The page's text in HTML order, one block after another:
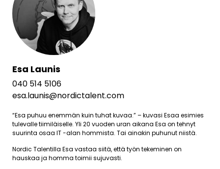
Esa Launis
040 514 5106
esa.launis@nordictalent.com
“Esa puhuu enemmän kuin tuhat kuvaa.” – kuvasi Esaa esimies
tulevalle tiimiläiselle. Yli 20 vuoden uran aikana Esa on tehnyt
suurinta osaa IT -alan hommista. Tai ainakin puhunut niistä.
Nordic Talentilla Esa vastaa siitä, että työn tekeminen on
hauskaa ja homma toimii sujuvasti.